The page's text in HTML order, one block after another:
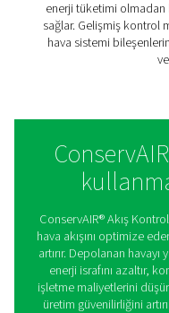
beslemesi
üretim
Verimli
etmeye